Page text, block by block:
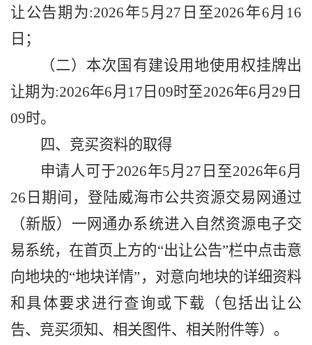
让公告期为:2026年5月27日至2026年6月16
日；
（二）本次国有建设用地使用权挂牌出
让期为:2026年6月 17 日 09时至2026年6月 29 日
09时。
四、竞买资料的取得
申请人可于2026年5月 27 日至2026年6月
26 日 期间，登陆威海市公共资源交易网 通过
（新版）一网通办系统进入 自然资源电子交
易系统，在首页上方的“出让公告”栏中点击意
向地块的“地块详情”，对意向地块的详细资料
和具体要求进行查询或下载（包括出让公
告、竞买须知、相关图件、相关附件等）。